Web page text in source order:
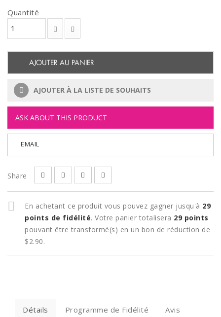
Quantité
AJOUTER AU PANIER
AJOUTER À LA LISTE DE SOUHAITS
ASK ABOUT THIS PRODUCT
EMAIL
Share
En achetant ce produit vous pouvez gagner jusqu'à 29
points de fidélité. Votre panier totalisera 29 points
pouvant être transformé(s) en un bon de réduction de
$2.90.
Détails Programme de Fidélité Avis